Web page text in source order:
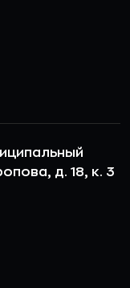
д. 18, к. 3